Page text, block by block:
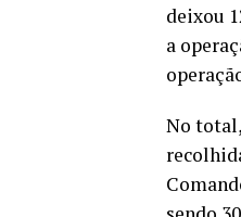
deixou
a
No